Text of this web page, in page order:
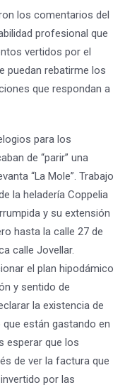
los comentarios del
profesional que
vertidos por el
puedan rebatirme los
que respondan a
para los
de “parir” una
“La Mole”. Trabajo
la heladería Coppelia
y su extensión
hasta la calle 27 de
calle Jovellar.
el plan hipodámico
y sentido de
la existencia de
están gastando en
esperar que los
de ver la factura que
por las